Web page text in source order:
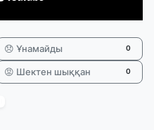
😞 Ұнамайды 0
😡 Шектен шыққан 0